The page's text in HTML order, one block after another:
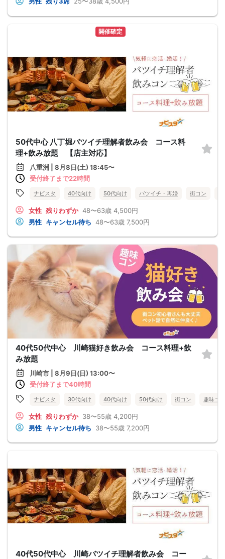
開催確定
50代中心 八丁堀バツイチ理解者飲み会 コース料
理+飲み放題 【店主対応】
八重洲 | 8月8日(土) 18:45〜
受付終了まで22時間
ナビスタ 40代向け 50代向け バツイチ・再婚 街コン
女性 残りわずか 48〜63歳 4,500円
男性 キャンセル待ち 48〜63歳 7,500円
40代50代中心 川崎猫好き飲み会 コース料理+飲
み放題
川崎市 | 8月9日(日) 13:00〜
受付終了まで40時間
ナビスタ 30代向け 40代向け 50代向け 街コン 趣味コン
女性 残りわずか 38〜55歳 4,200円
男性 キャンセル待ち 38〜55歳 7,200円
40代50代中心 川崎バツイチ理解者飲み会 コー